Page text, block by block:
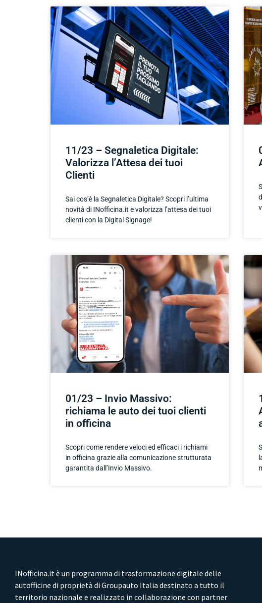
11/23 – Segnaletica Digitale:
Valorizza l’Attesa dei tuoi
Clienti
Sai cos’è la Segnaletica Digitale? Scopri l’ultima
novità di INofficina.it e valorizza l’attesa dei tuoi
clienti con la Digital Signage!
01/23 – Invio Massivo:
richiama le auto dei tuoi clienti
in officina
Scopri come rendere veloci ed efficaci i richiami
in officina grazie alla comunicazione strutturata
garantita dall’Invio Massivo.
INofficina.it è un programma di trasformazione digitale delle
autofficine di proprietà di Groupauto Italia destinato a tutto il
territorio nazionale e realizzato in collaborazione con partner